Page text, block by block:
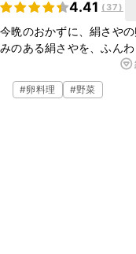
4.41 ( 37)
今晩のおかずに、絹さや
みのある絹さやを、ふん
や、お酒のおつまみにぴ
ぜひお試しくださいね。
#卵料理 #野菜